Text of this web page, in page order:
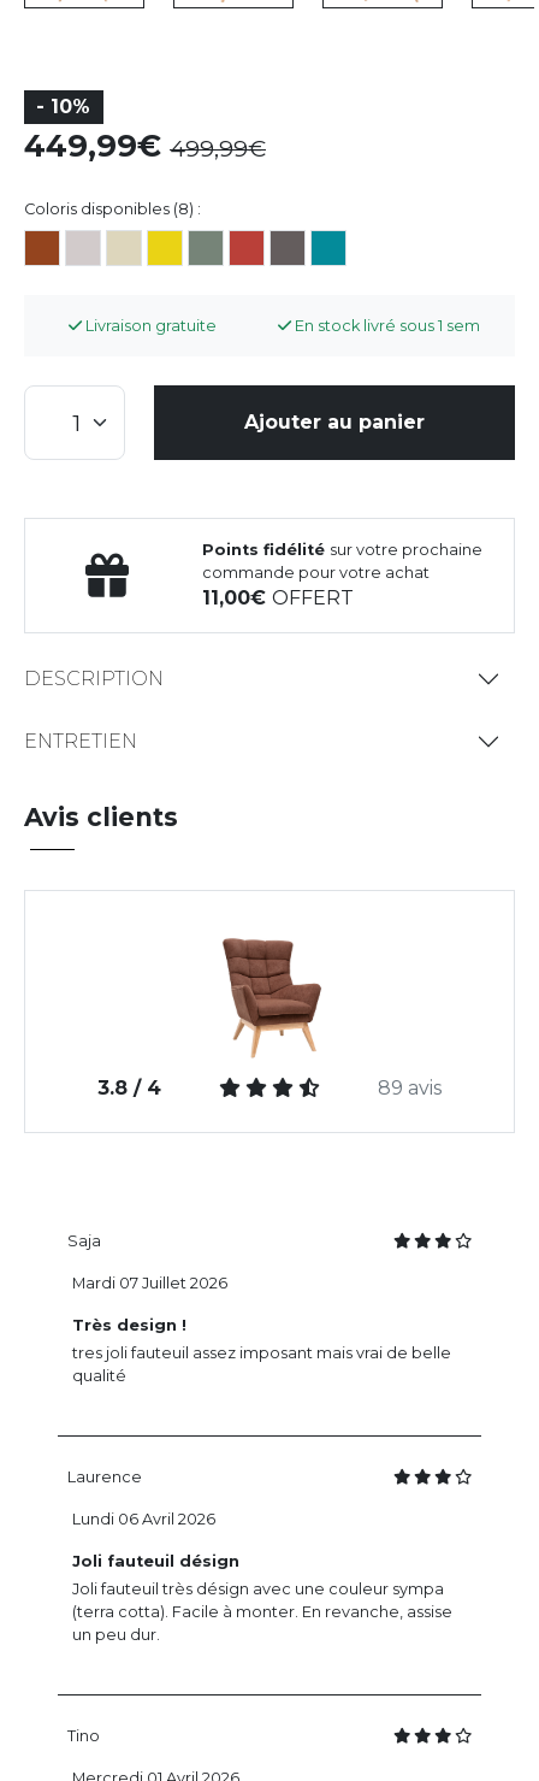
- 10%
449,99 499,99
Coloris disponibles (8) :
Livraison gratuite En stock livré sous 1 sem
Ajouter au panier
Points fidélité sur votre prochaine
commande pour votre achat
11,00OFFERT
DESCRIPTION
ENTRETIEN
Avis clients
3.8 / 4 89 avis
Saja
Très design !
tres joli fauteuil assez imposant mais vrai de belle
qualité
Mardi 07 Juillet 2026
Laurence
Joli fauteuil désign
Joli fauteuil très désign avec une couleur sympa
(terra cotta). Facile à monter. En revanche, assise
un peu dur.
Lundi 06 Avril 2026
Tino